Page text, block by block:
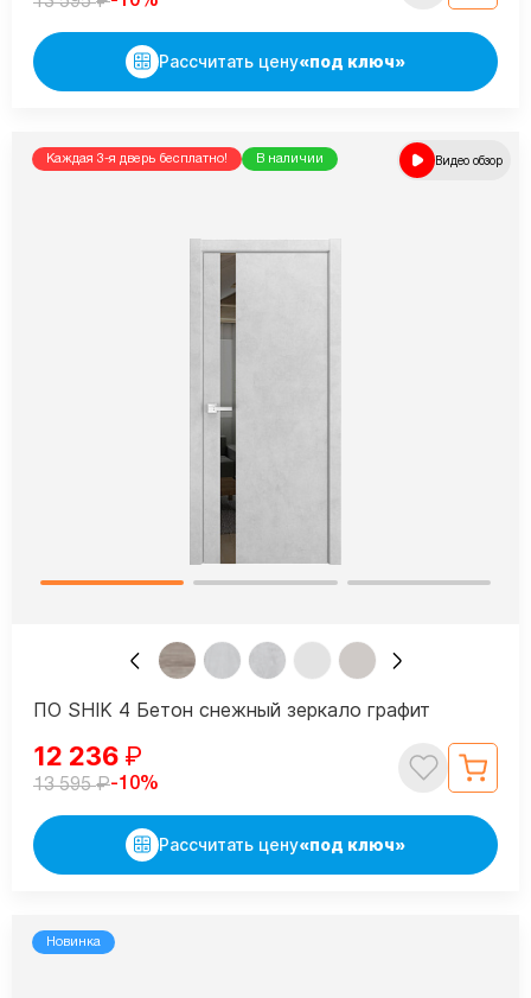
Рассчитать цену«под ключ»
Каждая 3-я дверь бесплатно! В наличии Видео обзор
ПО SHIK 4 Бетон снежный зеркало графит
12 236 ₽
13 595₽-10%
Рассчитать цену«под ключ»
Новинка